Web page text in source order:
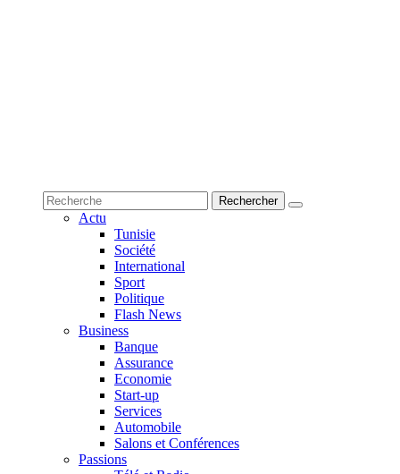
Actu
Tunisie
Société
International
Sport
Politique
Flash News
Business
Banque
Assurance
Economie
Start-up
Services
Automobile
Salons et Conférences
Passions